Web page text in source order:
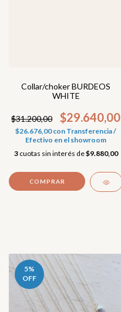
Collar/choker BURDEOS
WHITE
$31.200,00 $29.640,00
$26.676,00con Transferencia /
Efectivo en el showroom
3 cuotas sin interés de$9.880,00
5%
OFF